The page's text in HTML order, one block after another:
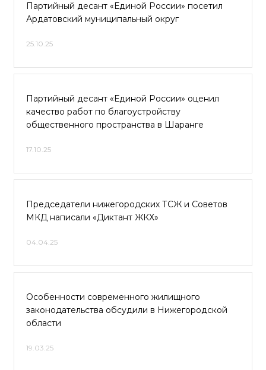
Партийный десант «Единой России» посетил
Ардатовский муниципальный округ
25.10.25
Партийный десант «Единой России» оценил
качество работ по благоустройству
общественного пространства в Шаранге
17.10.25
Председатели нижегородских ТСЖ и Советов
МКД написали «Диктант ЖКХ»
04.04.25
Особенности современного жилищного
законодательства обсудили в Нижегородской
области
19.03.25